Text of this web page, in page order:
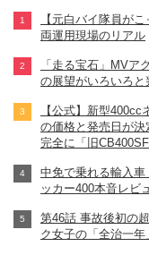
【元白バイ隊員が
両運用現場のリアル
「走る宝石」MV
の展望がいろいろと
【公式】新型400cc
の価格と発売日が
完全に「旧
中免で乗れる輸入
ッカー400本音レビ
第46話 事故後初の
ク女子の「全治一